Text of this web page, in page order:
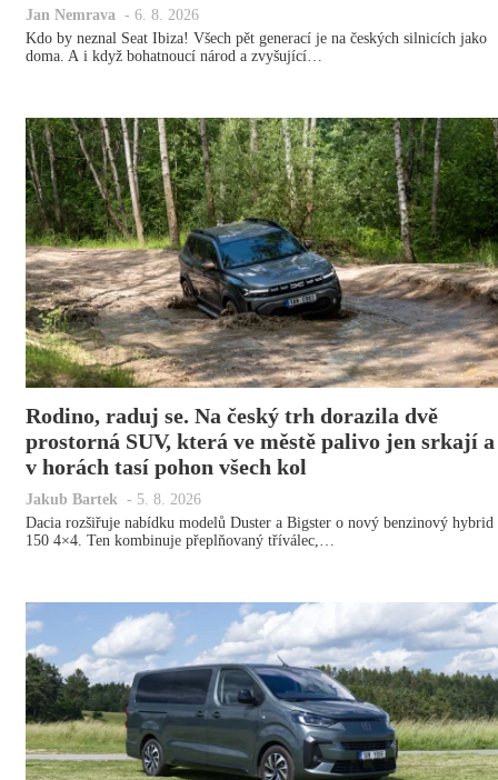
Jan Nemrava - 6. 8. 2026
Kdo by neznal Seat Ibiza! Všech pět generací je na českých silnicích jako
doma. A i když bohatnoucí národ a zvyšující…
Rodino, raduj se. Na český trh dorazila dvě
prostorná SUV, která ve městě palivo jen srkají a
v horách tasí pohon všech kol
Jakub Bartek - 5. 8. 2026
Dacia rozšiřuje nabídku modelů Duster a Bigster o nový benzinový hybrid
150 4×4. Ten kombinuje přeplňovaný tříválec,…